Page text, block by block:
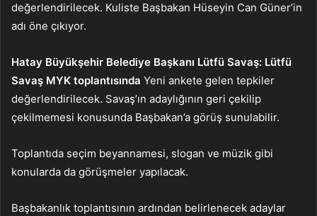
değerlendirilecek. Kuliste Başbakan Hüseyin Can Güner’in
adı öne çıkıyor.
Hatay Büyükşehir Belediye Başkanı Lütfü Savaş: Lütfü
Savaş MYK toplantısında Yeni ankete gelen tepkiler
değerlendirilecek. Savaş’ın adaylığının geri çekilip
çekilmemesi konusunda Başbakan’a görüş sunulabilir.
Toplantıda seçim beyannamesi, slogan ve müzik gibi
konularda da görüşmeler yapılacak.
Başbakanlık toplantısının ardından belirlenecek adaylar